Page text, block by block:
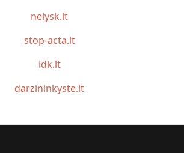
nelysk.lt
stop-acta.lt
idk.lt
darzininkyste.lt